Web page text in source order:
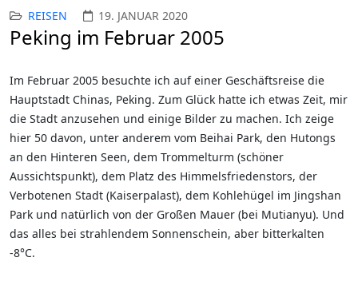
REISEN 19. JANUAR 2020
Peking im Februar 2005
Im Februar 2005 besuchte ich auf einer Geschäftsreise die
Hauptstadt Chinas, Peking. Zum Glück hatte ich etwas Zeit, mir
die Stadt anzusehen und einige Bilder zu machen. Ich zeige
hier 50 davon, unter anderem vom Beihai Park, den Hutongs
an den Hinteren Seen, dem Trommelturm (schöner
Aussichtspunkt), dem Platz des Himmelsfriedenstors, der
Verbotenen Stadt (Kaiserpalast), dem Kohlehügel im Jingshan
Park und natürlich von der Großen Mauer (bei Mutianyu). Und
das alles bei strahlendem Sonnenschein, aber bitterkalten
-8°C.